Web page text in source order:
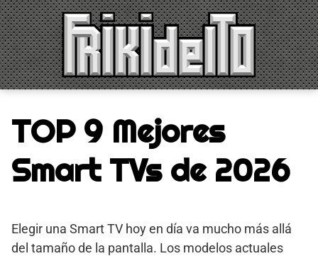
Saltar
al
contenido
TOP 9 Mejores
Smart TVs de 2026
Elegir una Smart TV hoy en día va mucho más allá
del tamaño de la pantalla. Los modelos actuales